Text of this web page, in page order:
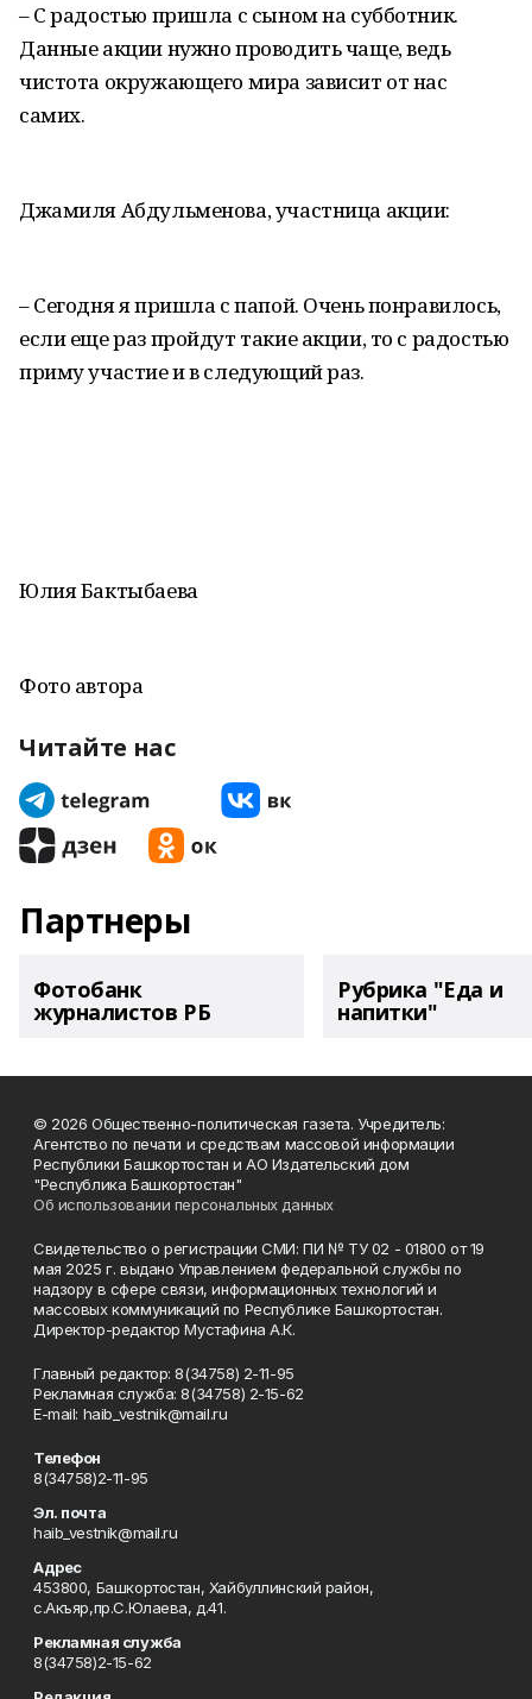
– С радостью пришла с сыном на субботник.
Данные акции нужно проводить чаще, ведь
чистота окружающего мира зависит от нас
самих.
Джамиля Абдульменова, участница акции:
– Сегодня я пришла с папой. Очень понравилось,
если еще раз пройдут такие акции, то с радостью
приму участие и в следующий раз.
Юлия Бактыбаева
Фото автора
Читайте нас
Партнеры
Фотобанк
журналистов РБ
Рубрика "Еда и
напитки"
© 2026 Общественно-политическая газета. Учредитель:
Агентство по печати и средствам массовой информации
Республики Башкортостан и АО Издательский дом
"Республика Башкортостан"
Об использовании персональных данных
Свидетельство о регистрации СМИ: ПИ № ТУ 02 - 01800 от 19
мая 2025 г. выдано Управлением федеральной службы по
надзору в сфере связи, информационных технологий и
массовых коммуникаций по Республике Башкортостан.
Директор-редактор Мустафина А.К.
Главный редактор: 8(34758) 2-11-95
Рекламная служба: 8(34758) 2-15-62
Е-mаil: haib_vestnik@mail.ru
Телефон
8(34758)2-11-95
Эл. почта
haib_vestnik@mail.ru
Адрес
453800, Башкортостан, Хайбуллинский район,
с.Акъяр,пр.С.Юлаева, д.41.
Рекламная служба
8(34758)2-15-62